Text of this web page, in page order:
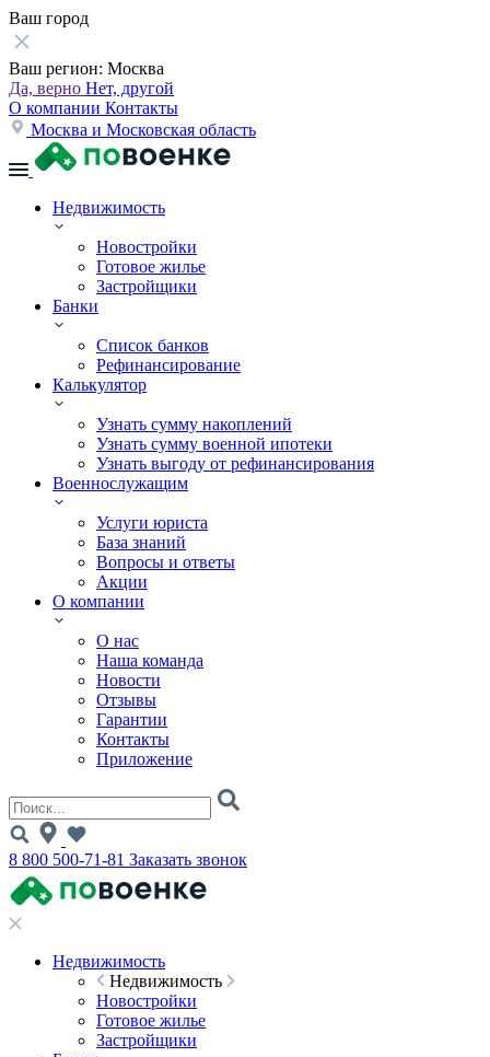
Ваш город
Ваш регион: Москва
Да, верно Нет, другой
О компании Контакты
Москва и Московская область
Недвижимость
Новостройки
Готовое жилье
Застройщики
Банки
Список банков
Рефинансирование
Калькулятор
Узнать сумму накоплений
Узнать сумму военной ипотеки
Узнать выгоду от рефинансирования
Военнослужащим
Услуги юриста
База знаний
Вопросы и ответы
Акции
О компании
О нас
Наша команда
Новости
Отзывы
Гарантии
Контакты
Приложение
8 800 500-71-81 Заказать звонок
Недвижимость
Недвижимость
Новостройки
Готовое жилье
Застройщики